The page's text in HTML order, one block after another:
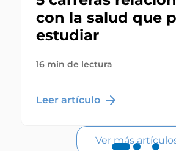
con la salud que
estudiar
16 min de lectura
Leer artículo
Ver más